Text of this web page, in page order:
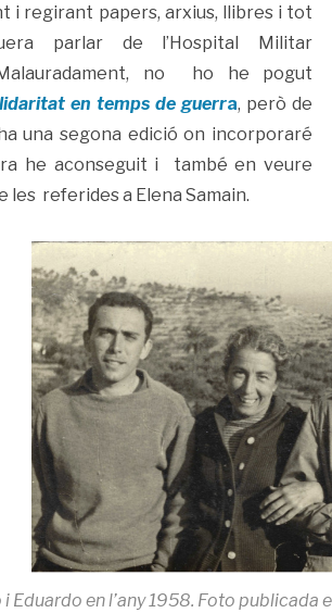
i regirant papers, arxius, llibres i tot
parlar de l’Hospital Militar
no ho he pogut
en temps de guerra, però de
una segona edició on incorporaré
he aconseguit i també en veure
les referides a Elena Samain.
i Eduardo en l’any 1958. Foto